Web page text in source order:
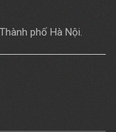
phố Hà Nội.